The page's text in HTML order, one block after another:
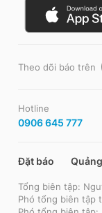
Theo dõi báo trên
Hotline
0906 645 777
Đặt báo
Tổng biên tập:
Phó tổng biên tập